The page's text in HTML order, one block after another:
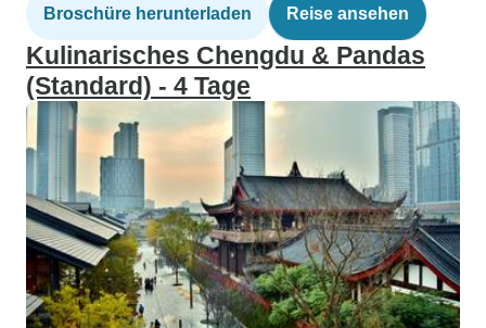
keine Sorgen um
machen musste! Das Team von
Sichuan
Verbindungen
echte Tibeter
denen einer
Meine Mutter ist
Buddhistin und
dass sie so viele
religiöse Stätten
es die Zeit
auch ein paar
Broschüre herunterladen Reise ansehen
Kulinarisches Chengdu & Pandas
(Standard) - 4 Tage